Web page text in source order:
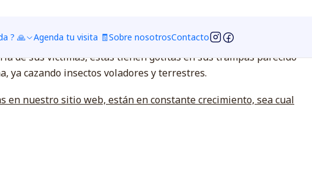
? 🙏 Agenda tu visita 🧾Sobre nosotrosContacto
sus trampas cazadoras formadas llenas de mucilago lo que
de sus victimas, estas tienen gotitas en sus trampas parecido
ya cazando insectos voladores y terrestres.
en nuestro sitio web, están en constante crecimiento, sea cual